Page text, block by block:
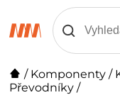
/ Komponenty /
Převodníky /